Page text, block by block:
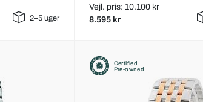
2–5 uger
Vejl. pris: 10.100 kr
8.595 kr
Certified
Pre-owned